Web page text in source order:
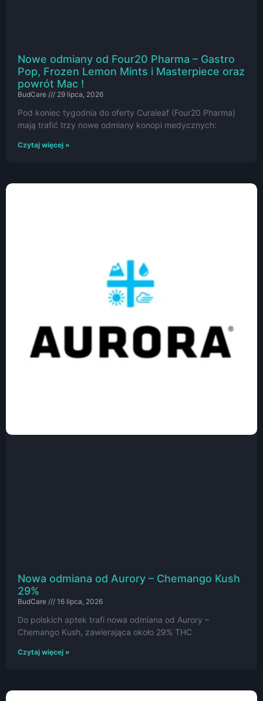
Nowe odmiany od Four20 Pharma – Gastro
Pop, Frozen Lemon Mints i Masterpiece oraz
powrót Mac !
BudCare 29 lipca, 2026
Pod koniec tygodnia do oferty Curaleaf (Four20 Pharma)
mają trafić trzy nowe odmiany konopi medycznych:
Czytaj więcej »
Nowa odmiana od Aurory – Chemango Kush
29%
BudCare 16 lipca, 2026
Do polskich aptek trafi nowa odmiana od Aurory –
Chemango Kush, zawierająca około 29% THC
Czytaj więcej »